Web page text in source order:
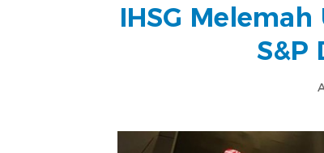
IHSG
S&P